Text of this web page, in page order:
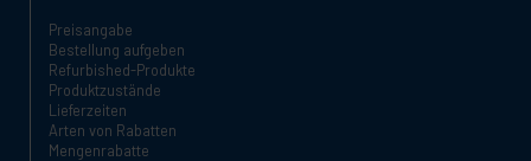
Preisangabe
Bestellung aufgeben
Refurbished-Produkte
Produktzustände
Lieferzeiten
Arten von Rabatten
Mengenrabatte